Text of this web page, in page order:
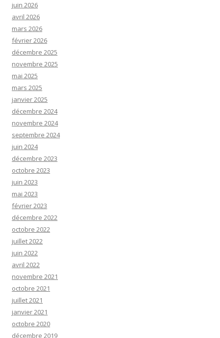
juin 2026
avril 2026
mars 2026
février 2026
décembre 2025
novembre 2025
mai 2025
mars 2025
janvier 2025
décembre 2024
novembre 2024
septembre 2024
juin 2024
décembre 2023
octobre 2023
juin 2023
mai 2023
février 2023
décembre 2022
octobre 2022
juillet 2022
juin 2022
avril 2022
novembre 2021
octobre 2021
juillet 2021
janvier 2021
octobre 2020
décembre 2019